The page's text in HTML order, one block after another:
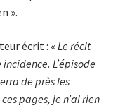
».
écrit : « Le récit
L’épisode
de près les
pages, je n’ai rien